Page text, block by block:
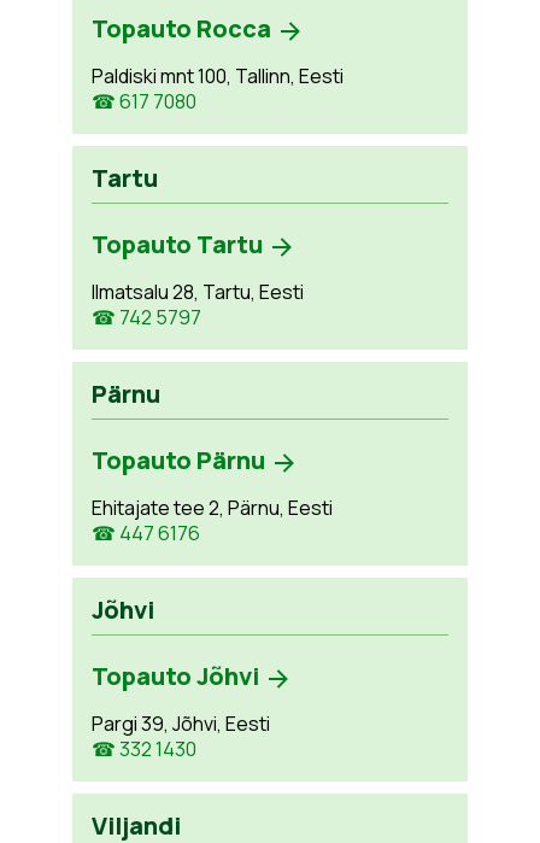
Topauto Rocca
Paldiski mnt 100, Tallinn, Eesti
☎ 617 7080
Tartu
Topauto Tartu
Ilmatsalu 28, Tartu, Eesti
☎ 742 5797
Pärnu
Topauto Pärnu
Ehitajate tee 2, Pärnu, Eesti
☎ 447 6176
Jõhvi
Topauto Jõhvi
Pargi 39, Jõhvi, Eesti
☎ 332 1430
Viljandi